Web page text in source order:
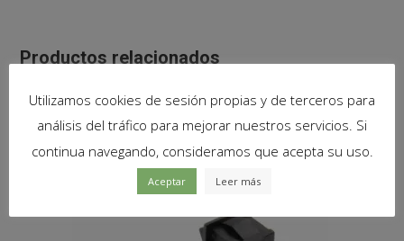
Productos relacionados
Utilizamos cookies de sesión propias y de terceros para
análisis del tráfico para mejorar nuestros servicios. Si
continua navegando, consideramos que acepta su uso.
Aceptar Leer más